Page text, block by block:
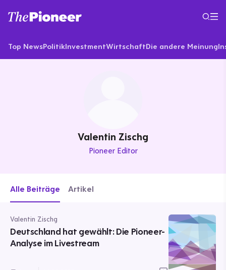
Top NewsPolitikInvestmentWirtschaftDie andere Meinung
Valentin Zischg
Pioneer Editor
Alle Beiträge Artikel
Valentin Zischg
Deutschland hat gewählt: Die Pioneer-
Analyse im Livestream